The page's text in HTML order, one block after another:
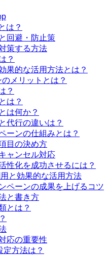
は？
回避・防止策
策する方法
？
果的な活用方法とは？
メリットとは？
？
は？
は何か？
代行の違いは？
ーンの仕組みとは？
目の決め方
ャンセル対応
性化を成功させるには？
と効果的な活用方法
ペーンの成果を上げるコツ
と書き方
とは？
応の重要性
方法は？